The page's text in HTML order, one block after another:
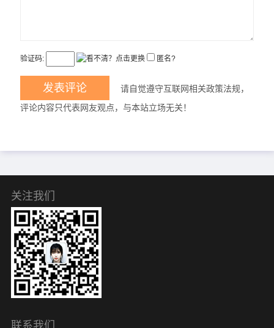
验证码: 匿名?
请自觉遵守互联网相关政策法规，
评论内容只代表网友观点，与本站立场无关！
关注我们
联系我们